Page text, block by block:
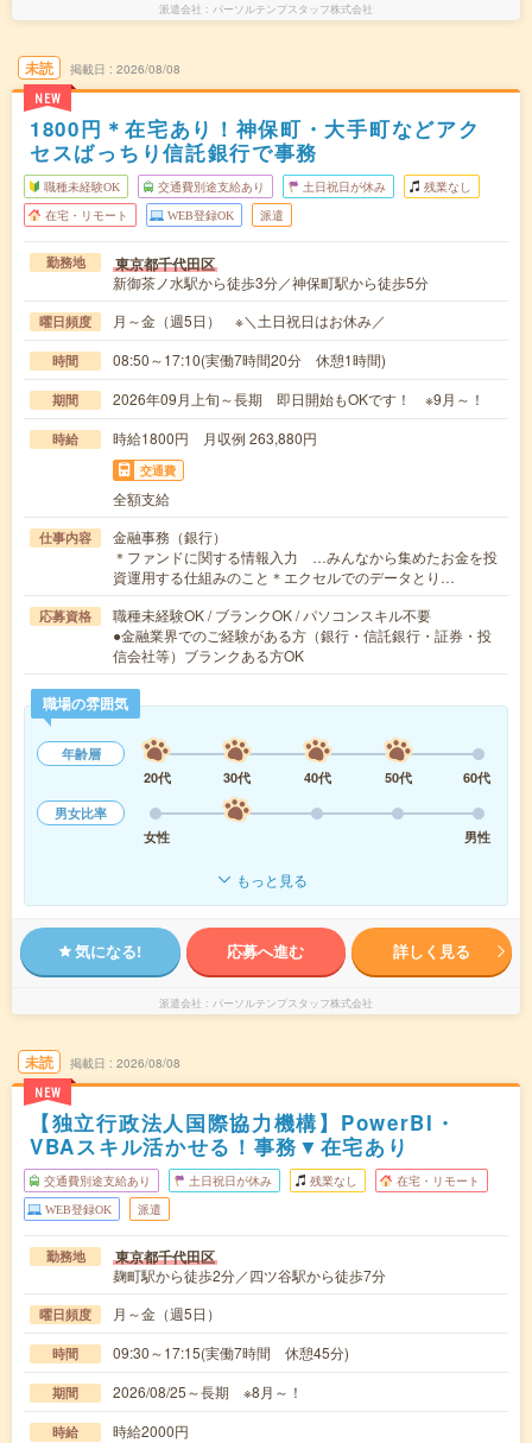
派遣会社 パーソルテンプスタッフ株式会社
未読
NEW
掲載日 2026/08/08
1800円＊在宅あり！神保町・大手町などアク
セスばっちり信託銀行で事務
職種未経験OK 交通費別途支給あり 土日祝日が休み 残業なし
在宅・リモート WEB登録OK 派遣
勤務地 東京都千代田区
新御茶ノ水駅から徒歩3分／神保町駅から徒歩5分
曜日頻度 月～金（週5日） ※＼土日祝日はお休み／
時間 08:50～17:10(実働7時間20分 休憩1時間)
期間 2026年09月上旬～長期 即日開始もOKです！ ※9月～！
時給 時給1800円 月収例 263,880円
交通費
全額支給
仕事内容
金融事務（銀行）
＊ファンドに関する情報入力 …みんなから集めたお金を投
資運用する仕組みのこと＊エクセルでのデータとり…
応募資格
職種未経験OK / ブランクOK / パソコンスキル不要
●金融業界でのご経験がある方（銀行・信託銀行・証券・投
信会社等）ブランクある方OK
職場の雰囲気
年齢層
20代
30代 40代 50代
60代
男女比率
女性
男性
もっと見る
気になる! 応募へ進む 詳しく見る
派遣会社 パーソルテンプスタッフ株式会社
未読
NEW
掲載日 2026/08/08
【独立行政法人国際協力機構】PowerBI・
VBAスキル活かせる！事務▼在宅あり
交通費別途支給あり 土日祝日が休み 残業なし 在宅・リモート
WEB登録OK 派遣
勤務地 東京都千代田区
麹町駅から徒歩2分／四ツ谷駅から徒歩7分
曜日頻度 月～金（週5日）
時間 09:30～17:15(実働7時間 休憩45分)
期間 2026/08/25～長期 ※8月～！
時給 時給2000円